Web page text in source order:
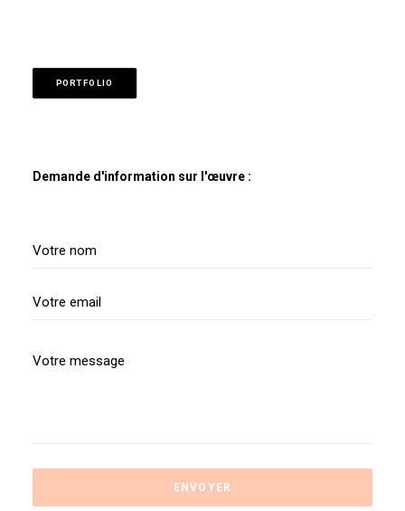
PORTFOLIO
Demande d'information sur l'œuvre :